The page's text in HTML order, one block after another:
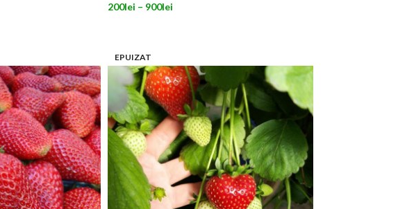
200lei – 900lei
EPUIZAT